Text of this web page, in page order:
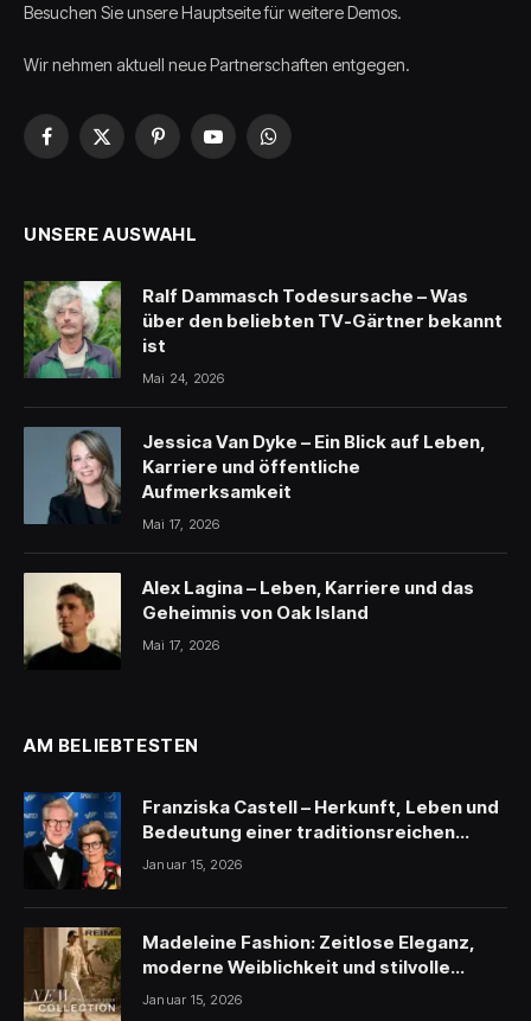
Besuchen Sie unsere Hauptseite für weitere Demos.
Wir nehmen aktuell neue Partnerschaften entgegen.
Facebook
X
PinterestYouTubeWhatsApp
UNSERE AUSWAHL
Ralf Dammasch Todesursache – Was
über den beliebten TV-Gärtner bekannt
ist
Mai 24, 2026
Jessica Van Dyke – Ein Blick auf Leben,
Karriere und öffentliche
Aufmerksamkeit
Mai 17, 2026
Alex Lagina – Leben, Karriere und das
Geheimnis von Oak Island
Mai 17, 2026
AM BELIEBTESTEN
Franziska Castell – Herkunft, Leben und
Bedeutung einer traditionsreichen
Persönlichkeit
Januar 15, 2026
Madeleine Fashion: Zeitlose Eleganz,
moderne Weiblichkeit und stilvolle
Inspiration
Januar 15, 2026